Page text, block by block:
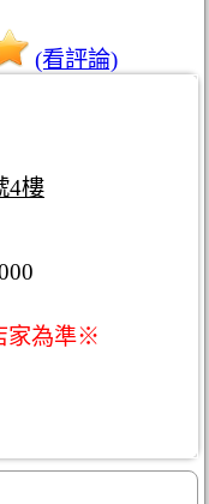
(看評論)
4樓
家為準※